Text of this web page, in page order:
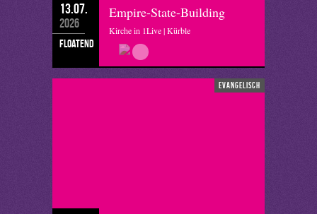
13.07.
2026
floatend
Empire-State-Building
Kirche in 1Live | Kürble
evangelisch